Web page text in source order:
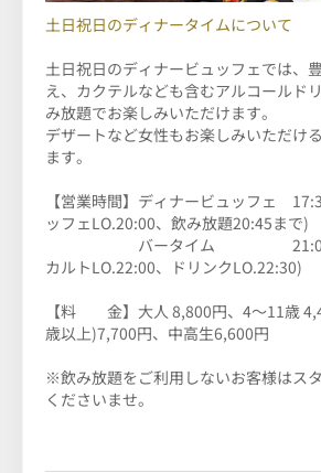
土日祝日のディナータイムについて
土日祝日のディナービュッフェでは、
え、カクテルなども含むアルコールド
み放題でお楽しみいただけます。
デザートなど女性もお楽しみいただけ
ます。
【営業時間】ディナービュッフェ
ッフェLO.20:00、飲み放題20:45まで)
バータイム 21:00～
カルトLO.22:00、ドリンクLO.22:30)
【料 金】 大人 8,800円、4～11歳
歳以上)7,700円、中高生6,600円
※飲み放題をご利用しないお客様はス
くださいませ。